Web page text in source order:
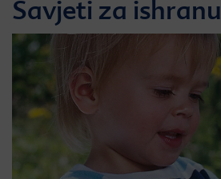
Savjeti za ishranu